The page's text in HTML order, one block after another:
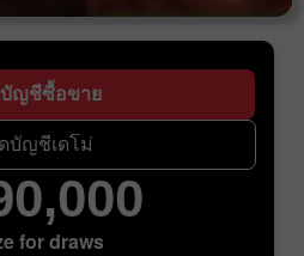
for draws
บัญชีซื้อขาย
บัญชีเดโม่